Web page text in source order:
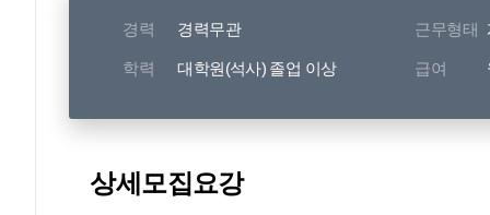
경력 경력무관 근무형태
학력 대학원(석사) 졸업 이상 급여
상세모집요강